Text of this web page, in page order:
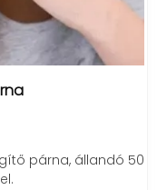
párna, állandó 50